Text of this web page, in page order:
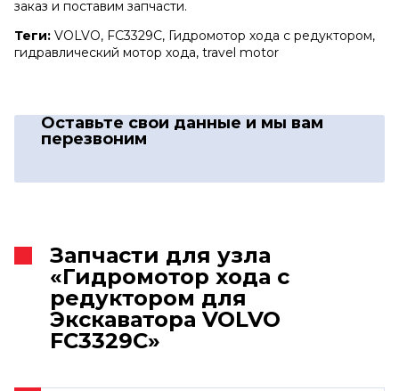
заказ и поставим запчасти.
Теги: VOLVO, FC3329C, Гидромотор хода с редуктором,
гидравлический мотор хода, travel motor
Оставьте свои данные и мы вам
перезвоним
Запчасти для узла
«Гидромотор хода с
редуктором для
Экскаватора VOLVO
FC3329C»